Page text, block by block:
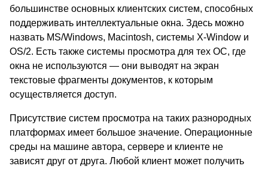
большинстве основных клиентских систем, способных
поддерживать интеллектуальные окна. Здесь можно
назвать MS/Windows, Macintosh, системы X-Window и
OS/2. Есть также системы просмотра для тех ОС, где
окна не используются — они выводят на экран
текстовые фрагменты документов, к которым
осуществляется доступ.
Присутствие систем просмотра на таких разнородных
платформах имеет большое значение. Операционные
среды на машине автора, сервере и клиенте не
зависят друг от друга. Любой клиент может получить